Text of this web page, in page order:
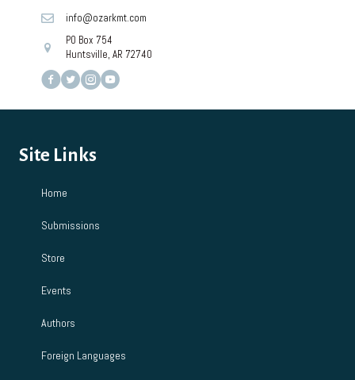
info@ozarkmt.com
PO Box 754
Huntsville, AR 72740
Site Links
Home
Submissions
Store
Events
Authors
Foreign Languages